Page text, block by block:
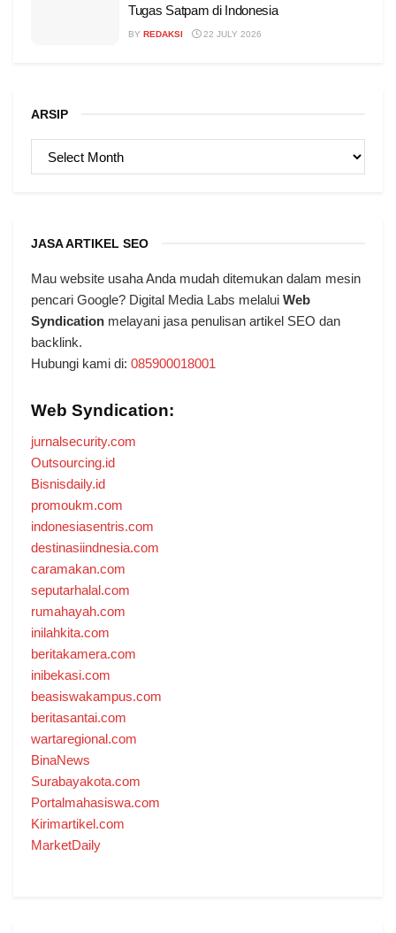
Tugas Satpam di Indonesia
BY REDAKSI 22 JULY 2026
ARSIP
JASA ARTIKEL SEO
Mau website usaha Anda mudah ditemukan dalam mesin
pencari Google? Digital Media Labs melalui Web
Syndication melayani jasa penulisan artikel SEO dan
backlink.
Hubungi kami di: 085900018001
Web Syndication:
jurnalsecurity.com
Outsourcing.id
Bisnisdaily.id
promoukm.com
indonesiasentris.com
destinasiindnesia.com
caramakan.com
seputarhalal.com
rumahayah.com
inilahkita.com
beritakamera.com
inibekasi.com
beasiswakampus.com
beritasantai.com
wartaregional.com
BinaNews
Surabayakota.com
Portalmahasiswa.com
Kirimartikel.com
MarketDaily